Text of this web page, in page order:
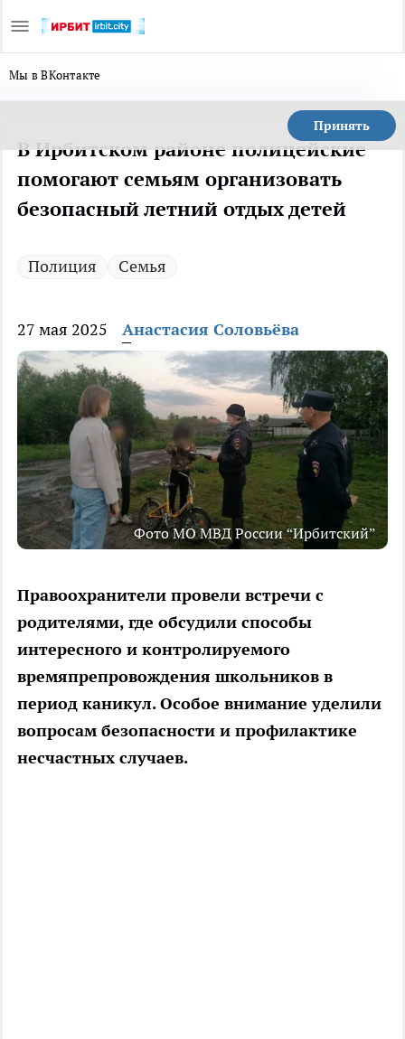
Мы в ВКонтакте
Принять
В Ирбитском районе полицейские
помогают семьям организовать
безопасный летний отдых детей
Полиция Семья
27 мая 2025 Анастасия Соловьёва
Фото МО МВД России “Ирбитский”
Правоохранители провели встречи с
родителями, где обсудили способы
интересного и контролируемого
времяпрепровождения школьников в
период каникул. Особое внимание уделили
вопросам безопасности и профилактике
несчастных случаев.